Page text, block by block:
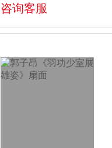
咨询客服